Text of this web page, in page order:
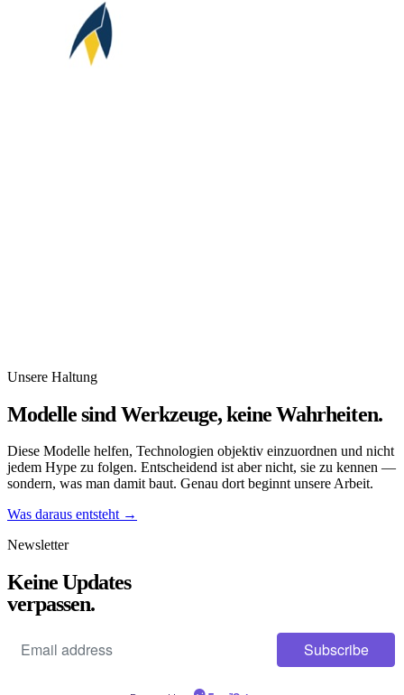
Unsere Haltung
Modelle sind Werkzeuge,keine Wahrheiten.
Diese Modelle helfen, Technologien objektiv einzuordnen und nicht
jedem Hype zu folgen. Entscheidend ist aber nicht, sie zu kennen —
sondern, was man damit baut. Genau dort beginnt unsere Arbeit.
Was daraus entsteht →
Newsletter
Keine Updates
verpassen.